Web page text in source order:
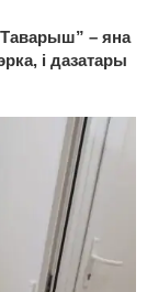
– яна
і дазатары